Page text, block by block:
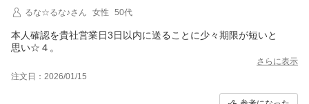
るな☆るな♪さん
女性 50代
本人確認を貴社営業日3日以内に送ることに少々期限が短いと
さらに表示
注文日：2026/01/15